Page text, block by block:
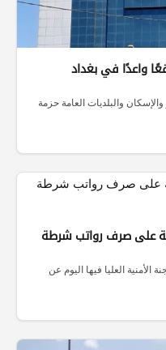
ثورة سكنية.. 56 موقعًا واعدًا في بغداد
والبلديات العامة حزمة
على صرف رواتب شرطة
العليا فيها اليوم عن